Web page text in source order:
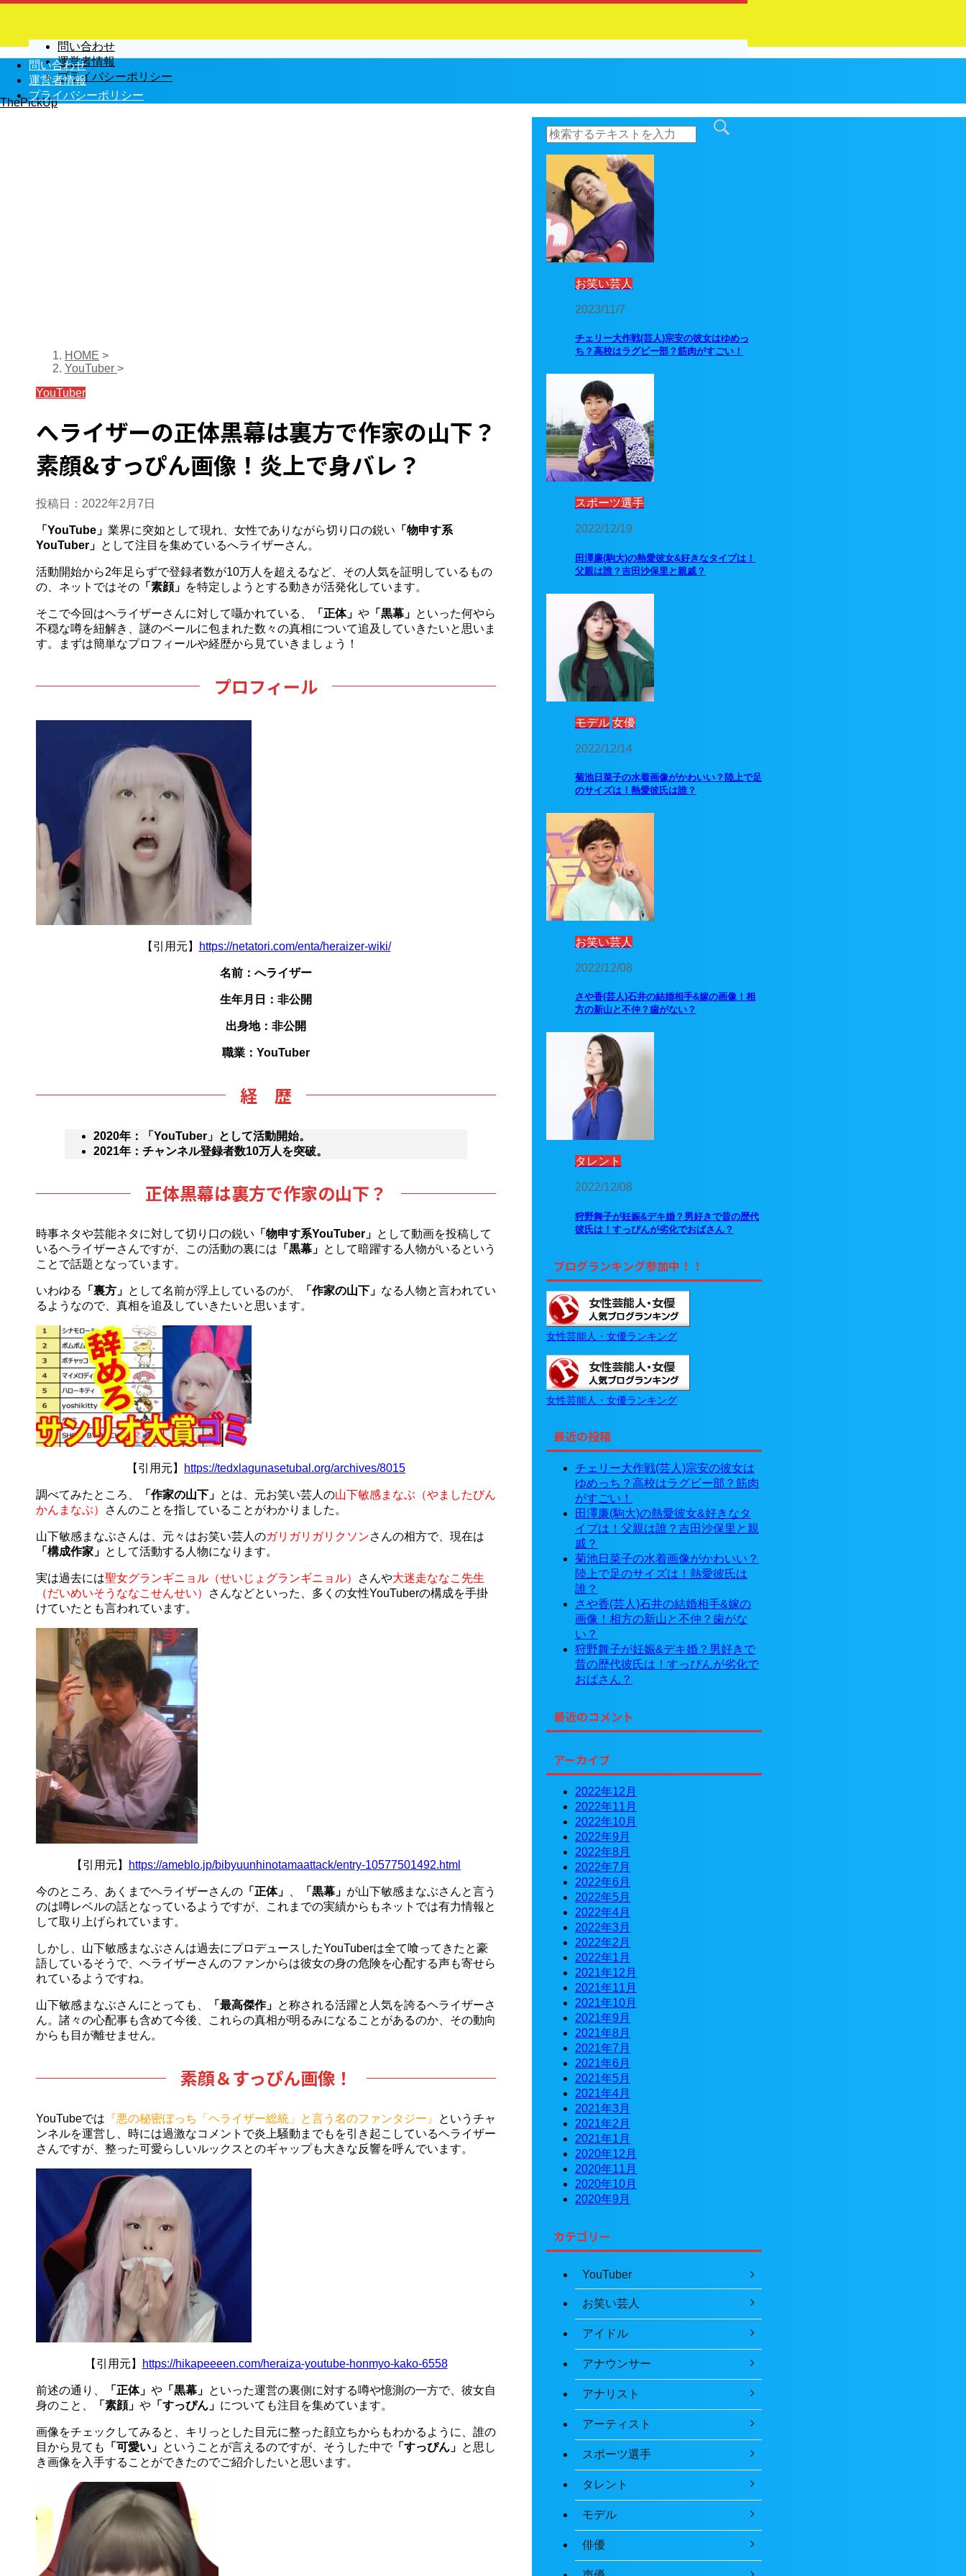
問い合わせ
運営者情報
プライバシーポリシー
ThePickUp
問い合わせ
運営者情報
プライバシーポリシー
HOME >
YouTuber >
YouTuber
へライザーの正体黒幕は裏方で作家の山下？
素顔&すっぴん画像！炎上で身バレ？
投稿日： 2022年2月7日
「YouTube」 業界に突如として現れ、女性でありながら切り口の鋭い 「物申す系
YouTuber」 として注目を集めているへライザーさん。
活動開始から2年足らずで登録者数が10万人を超えるなど、その人気を証明しているもの
の、ネットではその 「素顔」 を特定しようとする動きが活発化しています。
そこで今回はヘライザーさんに対して囁かれている、 「正体」 や 「黒幕」 といった何やら
不穏な噂を紐解き、謎のベールに包まれた数々の真相について追及していきたいと思いま
す。まずは簡単なプロフィールや経歴から見ていきましょう！
プロフィール
【引用元】 https://netatori.com/enta/heraizer-wiki/
名前：へライザー
生年月日：非公開
出身地：非公開
職業：YouTuber
経 歴
2020年：「YouTuber」として活動開始。
2021年：チャンネル登録者数10万人を突破。
正体黒幕は裏方で作家の山下？
時事ネタや芸能ネタに対して切り口の鋭い 「物申す系YouTuber」 として動画を投稿して
いるヘライザーさんですが、この活動の裏には 「黒幕」 として暗躍する人物がいるという
ことで話題となっています。
いわゆる 「裏方」 として名前が浮上しているのが、 「作家の山下」 なる人物と言われてい
るようなので、真相を追及していきたいと思います。
【引用元】 https://tedxlagunasetubal.org/archives/8015
調べてみたところ、 「作家の山下」 とは、元お笑い芸人の山下敏感まなぶ（やましたびん
かんまなぶ）
さんのことを指していることがわかりました。
山下敏感まなぶさんは、元々はお笑い芸人のガリガリガリクソンさんの相方で、現在は
「構成作家」 として活動する人物になります。
実は過去には聖女グランギニョル（せいじょグランギニョル） さんや大迷走ななこ先生
（だいめいそうななこせんせい）
さんなどといった、多くの女性YouTuberの構成を手掛
けていたとも言われています。
【引用元】 https://ameblo.jp/bibyuunhinotamaattack/entry-10577501492.html
今のところ、あくまでヘライザーさんの 「正体」 「黒幕」 が山下敏感まなぶさんと言う
のは噂レベルの話となっているようですが、これまでの実績からもネットでは有力情報と
して取り上げられています。
しかし、山下敏感まなぶさんは過去にプロデュースしたYouTuberは全て喰ってきたと豪
語しているそうで、ヘライザーさんのファンからは彼女の身の危険を心配する声も寄せら
れているようですね。
山下敏感まなぶさんにとっても、 「最高傑作」 と称される活躍と人気を誇るヘライザーさ
ん。諸々の心配事も含めて今後、これらの真相が明るみになることがあるのか、その動向
からも目が離せません。
素顔＆すっぴん画像！
YouTubeでは 『悪の秘密ぼっち「ヘライザー総統」と言う名のファンタジー』
というチャ
ンネルを運営し、時には過激なコメントで炎上騒動までもを引き起こしているヘライザー
さんですが、整った可愛らしいルックスとのギャップも大きな反響を呼んでいます。
【引用元】 https://hikapeeeen.com/heraiza-youtube-honmyo-kako-6558
前述の通り、 「正体」 や 「黒幕」 といった運営の裏側に対する噂や憶測の一方で、彼女自
身のこと、
「素顔」 や 「すっぴん」 についても注目を集めています。
画像をチェックしてみると、キリっとした目元に整った顔立ちからもわかるように、誰の
目から見ても
「可愛い」 ということが言えるのですが、そうした中で「すっぴん」 と思し
き画像を入手することができたのでご紹介したいと思います。
お笑い芸人
2023/11/7
チェリー大作戦(芸人)宗安の彼女はゆめっ
ち？高校はラグビー部？筋肉がすごい！
スポーツ選手
2022/12/19
田澤廉(駒大)の熱愛彼女&好きなタイプは！
父親は誰？吉田沙保里と親戚？
モデル 女優
2022/12/14
菊池日菜子の水着画像がかわいい？陸上で足
のサイズは！熱愛彼氏は誰？
お笑い芸人
2022/12/08
さや香(芸人)石井の結婚相手&嫁の画像！相
方の新山と不仲？歯がない？
タレント
2022/12/08
狩野舞子が妊娠&デキ婚？男好きで昔の歴代
彼氏は！すっぴんが劣化でおばさん？
ブログランキング参加中！！
女性芸能人・女優ランキング
女性芸能人・女優ランキング
最近の投稿
チェリー大作戦(芸人)宗安の彼女は
ゆめっち？高校はラグビー部？筋肉
がすごい！
田澤廉(駒大)の熱愛彼女&好きなタ
イプは！父親は誰？吉田沙保里と親
戚？
菊池日菜子の水着画像がかわいい？
陸上で足のサイズは！熱愛彼氏は
誰？
さや香(芸人)石井の結婚相手&嫁の
画像！相方の新山と不仲？歯がな
い？
狩野舞子が妊娠&デキ婚？男好きで
昔の歴代彼氏は！すっぴんが劣化で
おばさん？
最近のコメント
アーカイブ
2022年12月
2022年11月
2022年10月
2022年9月
2022年8月
2022年7月
2022年6月
2022年5月
2022年4月
2022年3月
2022年2月
2022年1月
2021年12月
2021年11月
2021年10月
2021年9月
2021年8月
2021年7月
2021年6月
2021年5月
2021年4月
2021年3月
2021年2月
2021年1月
2020年12月
2020年11月
2020年10月
2020年9月
カテゴリー
YouTuber
お笑い芸人
アイドル
アナウンサー
アナリスト
アーティスト
スポーツ選手
タレント
モデル
俳優